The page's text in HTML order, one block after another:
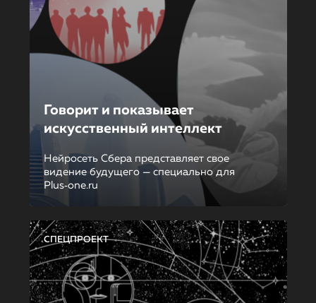
Говорит и показывает
искусственный интеллект
Нейросеть Сбера представляет свое
видение будущего — специально для
Plus‑one.ru
СПЕЦПРОЕКТ